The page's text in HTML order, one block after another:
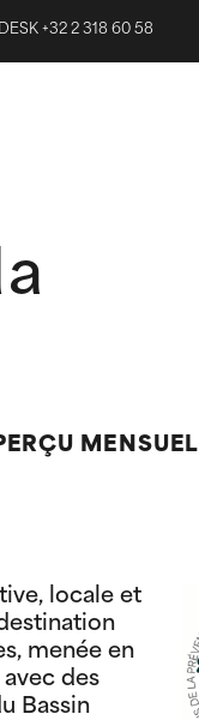
+32 2 318 60 58
MENSUEL
locale et
menée en
des
Bassin